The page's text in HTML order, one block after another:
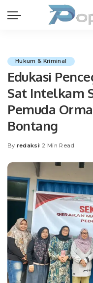
Hukum & Kriminal
Edukasi
Sat Intelkam
Pemuda
Bontang
Posted
By redaksi 2 Min Read